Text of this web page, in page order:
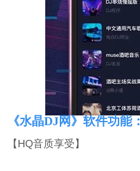
《水晶DJ网》软件功能：
【HQ音质享受】